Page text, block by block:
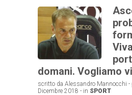
domani. Vogliamo
scritto da Alessandro Mannocchi
Dicembre 2018 - in SPORT